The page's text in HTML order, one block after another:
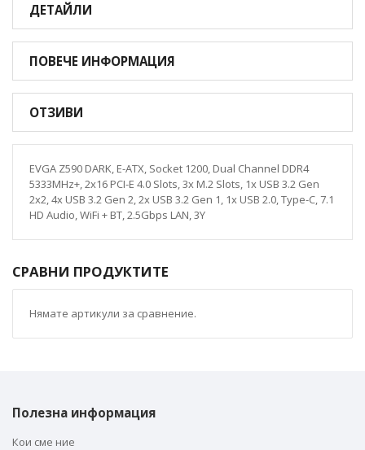
ДЕТАЙЛИ
ПОВЕЧЕ ИНФОРМАЦИЯ
ОТЗИВИ
EVGA Z590 DARK, E-ATX, Socket 1200, Dual Channel DDR4
5333MHz+, 2x16 PCI-E 4.0 Slots, 3x M.2 Slots, 1x USB 3.2 Gen
2x2, 4x USB 3.2 Gen 2, 2x USB 3.2 Gen 1, 1x USB 2.0, Type-C, 7.1
HD Audio, WiFi + BT, 2.5Gbps LAN, 3Y
СРАВНИ ПРОДУКТИТЕ
Нямате артикули за сравнение.
Полезна информация
Кои сме ние